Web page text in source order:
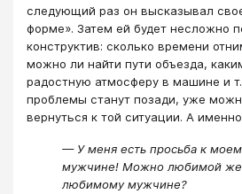
следующий раз он высказывал
форме». Затем ей будет несложно
конструктив: сколько времени
можно ли найти пути объезда,
радостную атмосферу в машине и
проблемы станут позади, уже
вернуться к той ситуации. А
— У меня есть просьба к
мужчине! Можно любимой
любимому мужчине?